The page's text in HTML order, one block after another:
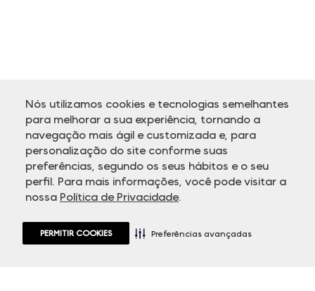
Nós utilizamos cookies e tecnologias semelhantes
para melhorar a sua experiência, tornando a
navegação mais ágil e customizada e, para
personalização do site conforme suas
preferências, segundo os seus hábitos e o seu
perfil. Para mais informações, você pode visitar a
nossa Política de Privacidade.
PERMITIR COOKIES Preferências avançadas